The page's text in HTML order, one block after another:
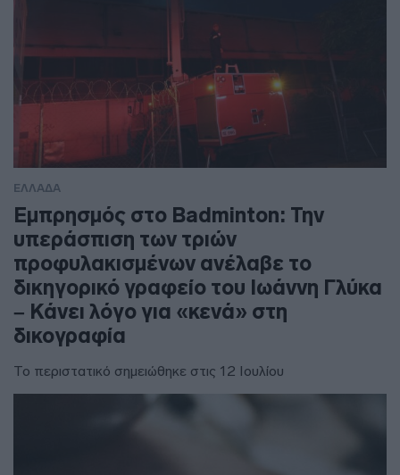
ΕΛΛΑΔΑ
Εμπρησμός στο Badminton: Την
υπεράσπιση των τριών
προφυλακισμένων ανέλαβε το
δικηγορικό γραφείο του Ιωάννη Γλύκα
– Κάνει λόγο για «κενά» στη
δικογραφία
Το περιστατικό σημειώθηκε στις 12 Ιουλίου